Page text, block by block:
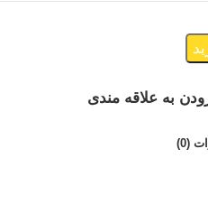
به علاقه مندی
(0)